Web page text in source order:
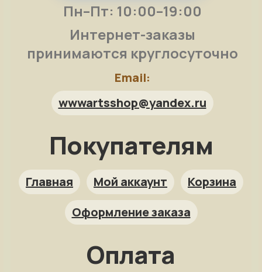
Пн–Пт: 10:00–19:00
Интернет-заказы
принимаются круглосуточно
Email:
wwwartsshop@yandex.ru
Покупателям
Главная Мой аккаунт
Корзина
Оформление заказа
Оплата
Арт-помощница
ArtsShop.ru
Репродукция на заказ